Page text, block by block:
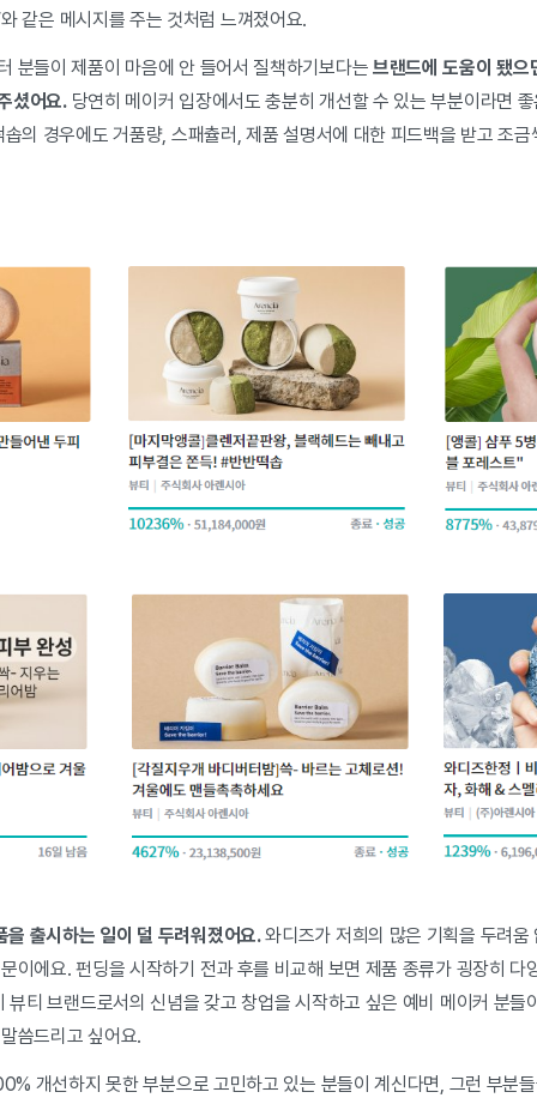
와 같은 메시지를 주는 것처럼 느껴졌어요.
분들이 제품이 마음에 안 들어서 질책하기보다는 브랜드에 도움이 됐으
셨어요.당연히 메이커 입장에서도 충분히 개선할 수 있는 부분이라면
의 경우에도 거품량, 스패츌러, 제품 설명서에 대한 피드백을 받고 조
을 출시하는 일이 덜 두려워졌어요.와디즈가 저희의 많은 기획을 두려움
이에요. 펀딩을 시작하기 전과 후를 비교해 보면 제품 종류가 굉장히 다
뷰티 브랜드로서의 신념을 갖고 창업을 시작하고 싶은 예비 메이커 분들
씀드리고 싶어요.
개선하지 못한 부분으로 고민하고 있는 분들이 계신다면, 그런 부분